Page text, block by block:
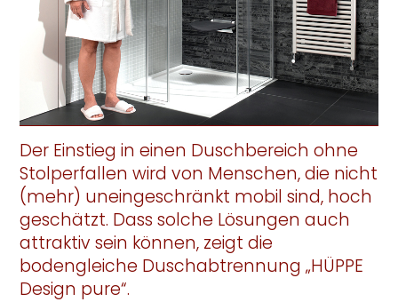
Der Einstieg in einen Duschbereich ohne
Stolperfallen wird von Menschen, die nicht
(mehr) uneingeschränkt mobil sind, hoch
geschätzt. Dass solche Lösungen auch
attraktiv sein können, zeigt die
bodengleiche Duschabtrennung „HÜPPE
Design pure“.